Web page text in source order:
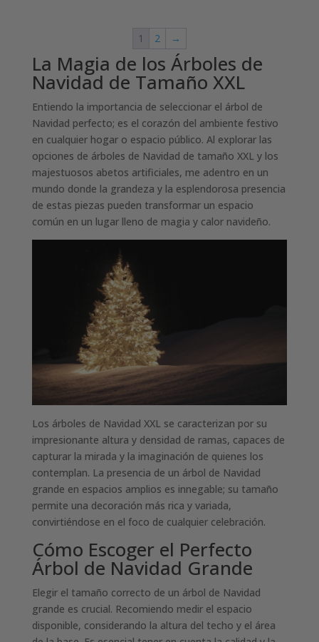
1 2 →
La Magia de los Árboles de
Navidad de Tamaño XXL
Entiendo la importancia de seleccionar el árbol de
Navidad perfecto; es el corazón del ambiente festivo
en cualquier hogar o espacio público. Al explorar las
opciones de árboles de Navidad de tamaño XXL y los
majestuosos abetos artificiales, me adentro en un
mundo donde la grandeza y la esplendorosa presencia
de estas piezas pueden transformar un espacio
común en un lugar lleno de magia y calor navideño.
Los árboles de Navidad XXL se caracterizan por su
impresionante altura y densidad de ramas, capaces de
capturar la mirada y la imaginación de quienes los
contemplan. La presencia de un árbol de Navidad
grande en espacios amplios es innegable; su tamaño
permite una decoración más rica y variada,
convirtiéndose en el foco de cualquier celebración.
Cómo Escoger el Perfecto
Árbol de Navidad Grande
Elegir el tamaño correcto de un árbol de Navidad
grande es crucial. Recomiendo medir el espacio
disponible, considerando la altura del techo y el área